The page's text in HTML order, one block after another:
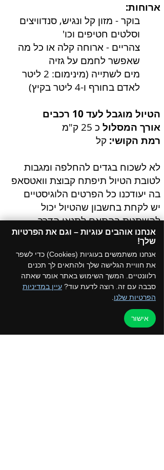
ארוחות:
בוקר - מזון קל ונגיש, סנדוויצים
וסלטים חטיפים וכו'
צהריים - ארוחה קלה או כל מה
שאפשר לחמם על גזיה
מים לשתייה (מינימום: 2 ליטר
לאדם בחורף ו-4 ליטר בקיץ)
הטיול מוגבל לעד 10 רכבים
אורך המסלול כ 25 ק"מ
רמת הקושי: קל
לא לשכוח בגדים להחלפה ומגבות
לטובת הטיול תיפתח קבוצת וואטסאפ
בה יעודכנו כל הפרטים הלוגיסטיים
יש לקחת בחשבון שהטיול יכול
להשתנות בהתאם לתנאי הדרך
ומהירות הנהיגה
מחירים:
מחיר רגיל230ש"ח לרכב ללא תלות
במספר האנשים
מחיר למחזיקי כרטיס מועדון
לרכב ללא תלות במספר האנשים
אנחנו אוהבים עוגיות – וגם את הפרטיות
שלך!​
אנחנו משתמשים בעוגיות (Cookies) כדי לשפר
את חוויית הגלישה שלך ולהתאים לך תכנים
רלוונטיים. המשך השימוש באתר אומר שאתה
סבבה עם זה. רוצה לדעת עוד? עיין במדיניות
הפרטיות שלנו
אישור